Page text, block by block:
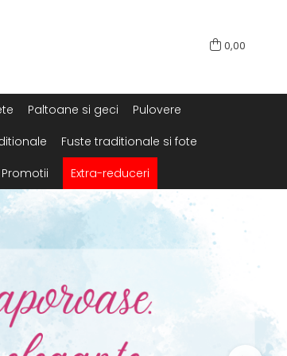
0,00
Paltoane si geci
Pulovere
Fuste traditionale si fote
Promotii Extra-reduceri